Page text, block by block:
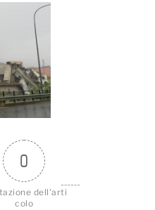
0
dell'arti
colo